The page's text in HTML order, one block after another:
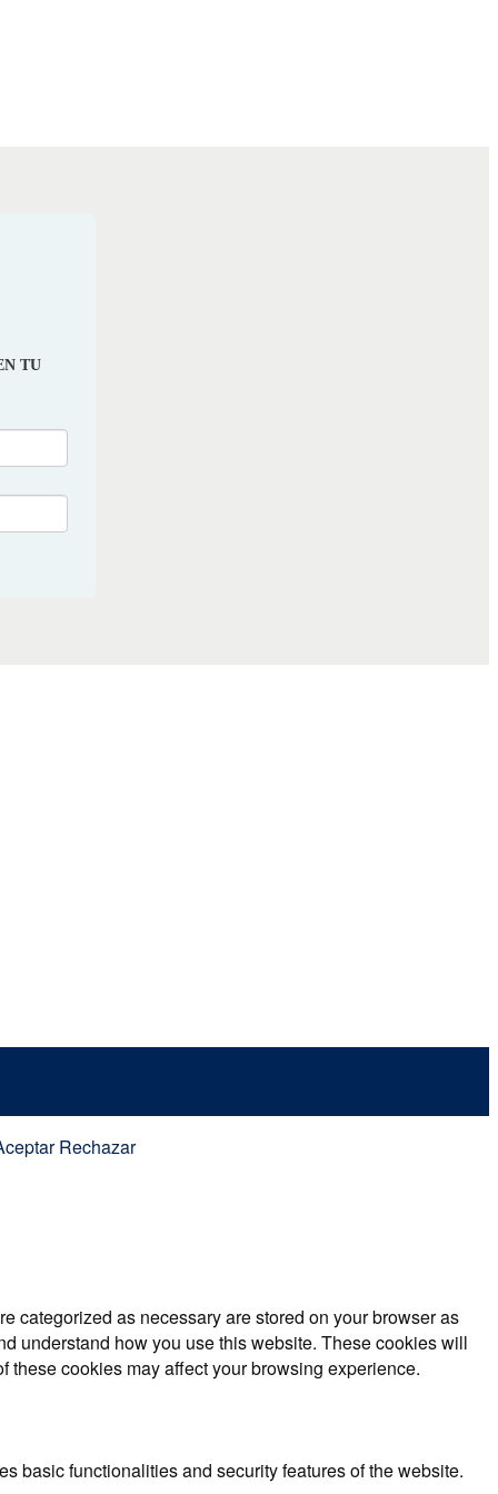
Rechazar
categorized as necessary are stored on your browser as
understand how you use this website. These cookies will
these cookies may affect your browsing experience.
basic functionalities and security features of the website.